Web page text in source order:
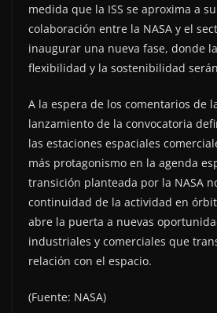
medida que la ISS se aproxima a
colaboración entre la NASA y el
inaugurar una nueva fase, donde
flexibilidad y la sostenibilidad
A la espera de los comentarios de
lanzamiento de la convocatoria
las estaciones espaciales
más protagonismo en la agenda
transición planteada por la NASA
continuidad de la actividad en
abre la puerta a nuevas
industriales y comerciales que
relación con el espacio.
(Fuente: NASA)